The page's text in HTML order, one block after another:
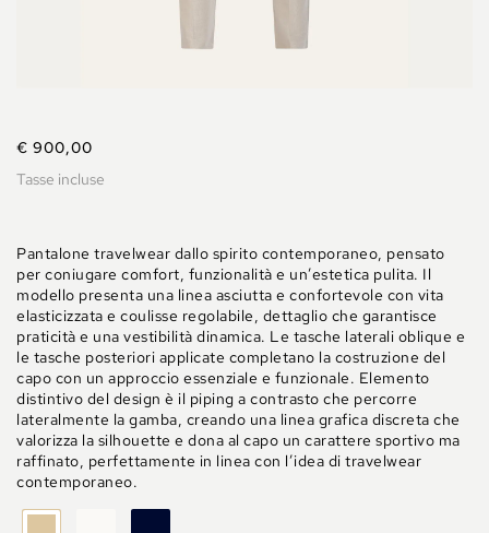
€ 900,00
Tasse incluse
Pantalone travelwear dallo spirito contemporaneo, pensato
per coniugare comfort, funzionalità e un’estetica pulita. Il
modello presenta una linea asciutta e confortevole con vita
elasticizzata e coulisse regolabile, dettaglio che garantisce
praticità e una vestibilità dinamica. Le tasche laterali oblique e
le tasche posteriori applicate completano la costruzione del
capo con un approccio essenziale e funzionale. Elemento
distintivo del design è il piping a contrasto che percorre
lateralmente la gamba, creando una linea grafica discreta che
valorizza la silhouette e dona al capo un carattere sportivo ma
raffinato, perfettamente in linea con l’idea di travelwear
contemporaneo.